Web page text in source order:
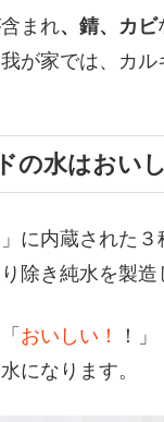
まれ、錆、カビ
が家では、カ
の水はおい
に内蔵された
除き純水を製造
おいしい！
！」
になります。